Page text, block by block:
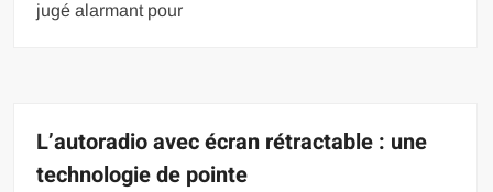
jugé alarmant pour
L’autoradio avec écran rétractable : une
technologie de pointe